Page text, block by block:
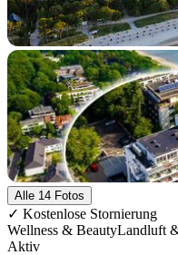
Alle 14 Fotos
✓ Kostenlose Stornierung
Wellness & BeautyLandluft
Aktiv